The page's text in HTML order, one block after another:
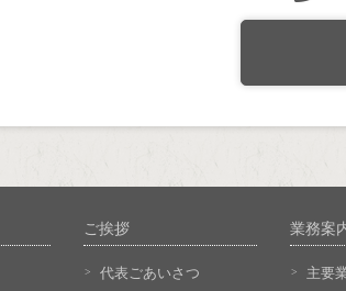
ご挨拶
代表ごあいさつ
業務案
主要